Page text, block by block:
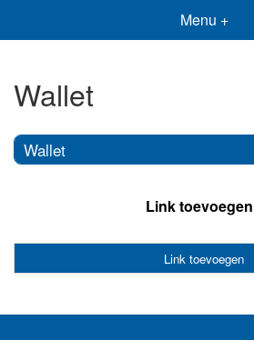
Menu +
Wallet
Wallet
Link toevoegen
Link toevoegen